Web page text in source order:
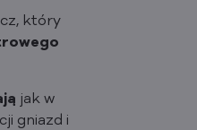
który
jak w
gniazd i